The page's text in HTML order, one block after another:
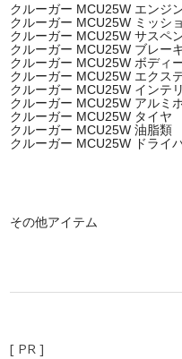
クルーガー MCU25W エンジ
クルーガー MCU25W ミッシ
クルーガー MCU25W サスペ
クルーガー MCU25W ブレー
クルーガー MCU25W ボディ
クルーガー MCU25W エクス
クルーガー MCU25W インテ
クルーガー MCU25W アルミ
クルーガー MCU25W タイヤ
クルーガー MCU25W 油脂類
クルーガー MCU25W ドライ
その他アイテム
[ PR ]